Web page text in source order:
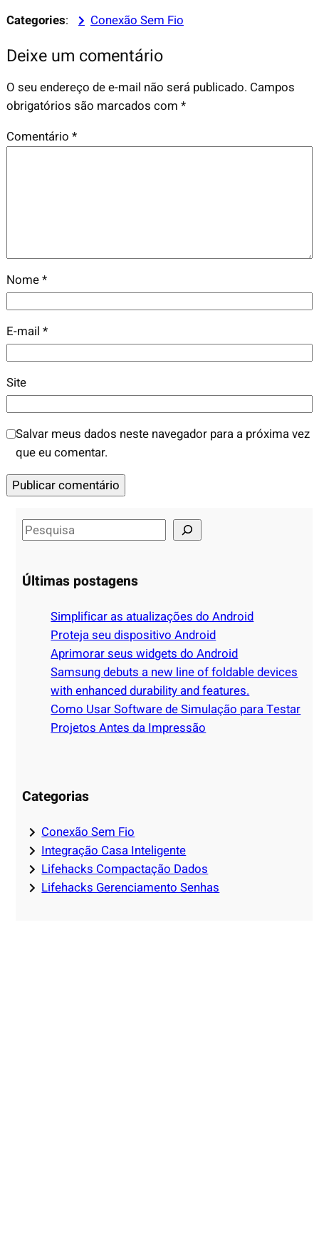
Categories: Conexão Sem Fio
Deixe um comentário
O seu endereço de e-mail não será publicado. Campos
obrigatórios são marcados com *
Comentário *
Nome*
E-mail *
Site
Salvar meus dados neste navegador para a próxima vez
que eu comentar.
S
e
r
Últimas postagens
Simplificar as atualizações do Android
Proteja seu dispositivo Android
Aprimorar seus widgets do Android
Samsung debuts a new line of foldable devices
with enhanced durability and features.
Como Usar Software de Simulação para Testar
Projetos Antes da Impressão
Categorias
Conexão Sem Fio
Integração Casa Inteligente
Lifehacks Compactação Dados
Lifehacks Gerenciamento Senhas